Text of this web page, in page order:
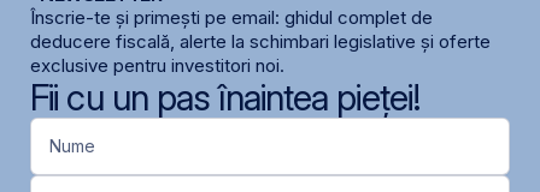
Înscrie-te și primești pe email: ghidul complet de
deducere fiscală, alerte la schimbari legislative și oferte
exclusive pentru investitori noi.
Fii cu un pas înaintea pieței!
Nume